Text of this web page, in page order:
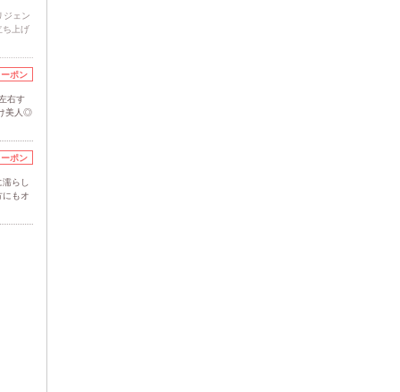
ェン
ち上げ
ポン
右す
美人◎
ポン
らし
もオ